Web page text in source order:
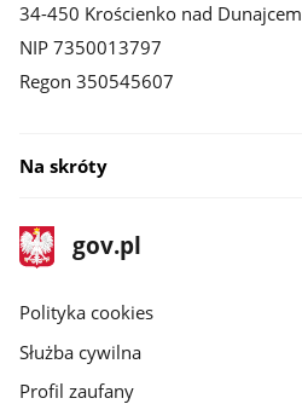
34-450 Krościenko nad Dunajcem
NIP 7350013797
Regon 350545607
Na skróty
stopka
gov.pl
Strona
gov.pl
gov.pl
Polityka cookies
Służba cywilna
Profil zaufany